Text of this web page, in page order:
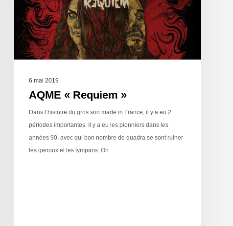
6 mai 2019
AQME « Requiem »
Dans l’histoire du gros son made in France, il y a eu 2
périodes importantes. Il y a eu les pionniers dans les
années 90, avec qui bon nombre de quadra se sont ruiner
les genoux et les tympans. On…